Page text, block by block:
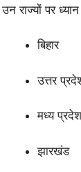
उन राज्यों पर
बिहार
उत्तर
मध्य प्रदेश
झारखंड